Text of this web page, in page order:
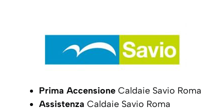
Prima Accensione Caldaie Savio Roma
Assistenza Caldaie Savio Roma